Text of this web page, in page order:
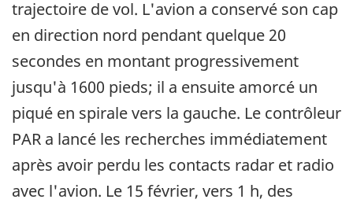
trajectoire de vol. L'avion a conservé son cap
en direction nord pendant quelque 20
secondes en montant progressivement
jusqu'à 1600 pieds; il a ensuite amorcé un
piqué en spirale vers la gauche. Le contrôleur
PAR a lancé les recherches immédiatement
après avoir perdu les contacts radar et radio
avec l'avion. Le 15 février, vers 1 h, des